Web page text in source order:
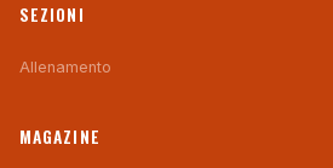
SEZIONI
Allenamento
MAGAZINE